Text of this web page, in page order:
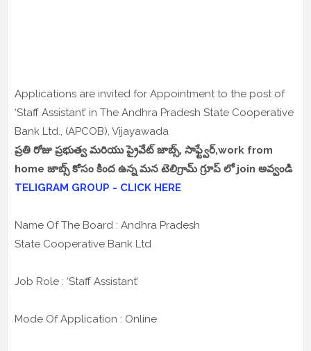
Applications are invited for Appointment to the post of
‘Staff Assistant’ in The Andhra Pradesh State Cooperative
Bank Ltd., (APCOB), Vijayawada
ప్రతి రోజు ప్రభుత్వ మరియు ప్రైవేట్ జాబ్స్, సాఫ్ట్వేర్,work from
home జాబ్స్ కోసం కింద ఉన్న మన టెలిగ్రామ్ గ్రూప్ లో join అవ్వండి
TELIGRAM GROUP - CLICK HERE
Name Of The Board : Andhra Pradesh
State Cooperative Bank Ltd
Job Role : ‘Staff Assistant’
Mode Of Application : Online